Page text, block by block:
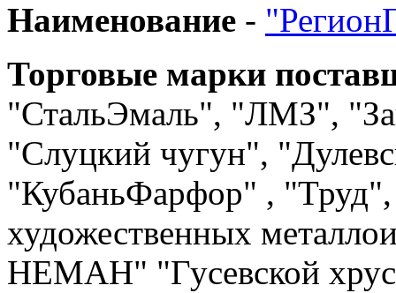
Наименование -
Торговые марки
"СтальЭмаль", "ЛМЗ",
"Слуцкий чугун",
"КубаньФарфор" , "Труд",
художественных
НЕМАН" "Гусевской